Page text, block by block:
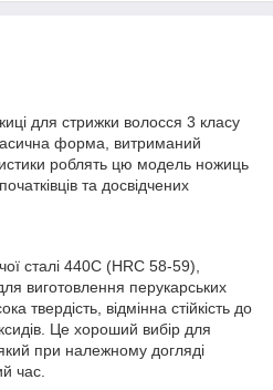
для стрижки волосся 3 класу
форма, витриманий
роблять цю модель ножиць
та досвідчених
сталі 440С (HRC 58-59),
виготовлення перукарських
твердість, відмінна стійкість до
Це хороший вибір для
при належному догляді
час.